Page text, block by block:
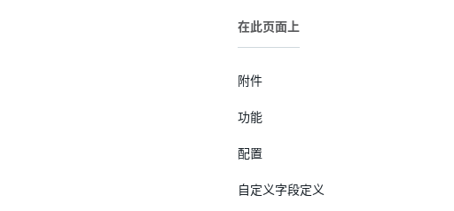
在此页面上
附件
功能
配置
自定义字段定义